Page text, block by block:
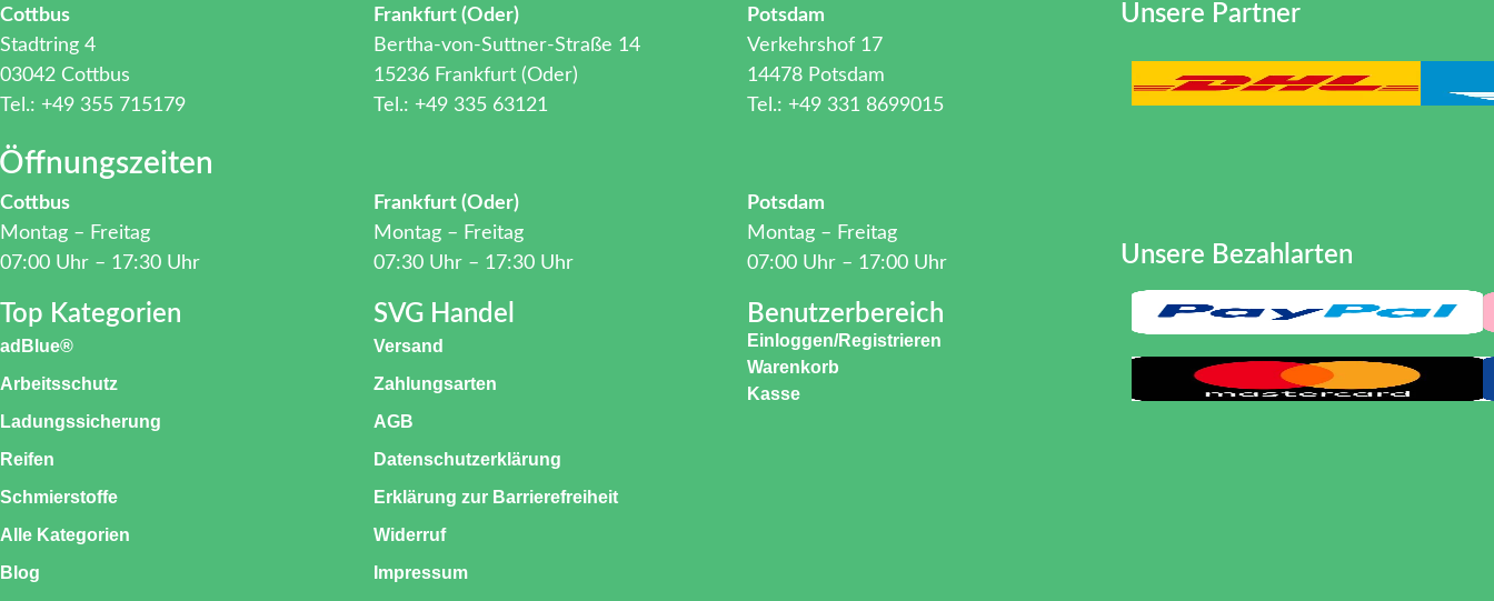
Cottbus
Stadtring 4
03042 Cottbus
Tel.: +49 355 715179
Frankfurt (Oder)
Bertha-von-Suttner-Straße 14
15236 Frankfurt (Oder)
Tel.: +49 335 63121
Potsdam
Verkehrshof 17
14478 Potsdam
Tel.: +49 331 8699015
Unsere Partner
Öffnungszeiten
Cottbus
Montag – Freitag
07:00 Uhr – 17:30 Uhr
Frankfurt (Oder)
Montag – Freitag
07:30 Uhr – 17:30 Uhr
Potsdam
Montag – Freitag
07:00 Uhr – 17:00 Uhr
Unsere Bezahlarten
Top Kategorien
adBlue®
Arbeitsschutz
Ladungssicherung
Reifen
Schmierstoffe
Alle Kategorien
Blog
SVG Handel
Versand
Zahlungsarten
AGB
Datenschutzerklärung
Erklärung zur Barrierefreiheit
Widerruf
Impressum
Benutzerbereich
Einloggen/Registrieren
Warenkorb
Kasse